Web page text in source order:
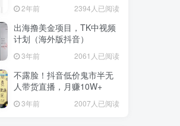
2年前 2394人已阅读
出海撸美金项目，TK中视频
计划（海外版抖音）
3年前 2061人已阅读
不露脸！抖音低价鬼市半无
人带货直播，月赚10W+
3年前 2007人已阅读